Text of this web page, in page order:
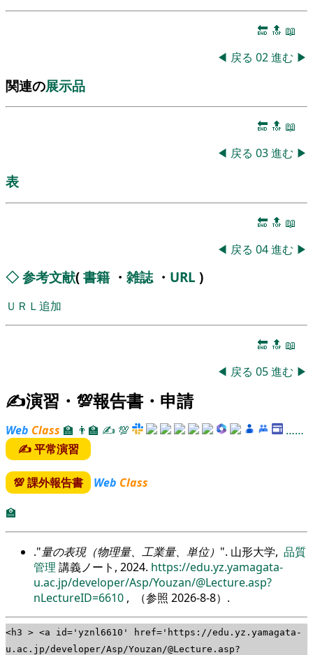
🔚 🔝 📖
◀ 戻る 02進む ▶
関連の展示品
🔚 🔝 📖
◀ 戻る 03進む ▶
表
🔚 🔝 📖
◀ 戻る 04進む ▶
◇ 参考文献( 書籍 ・ 雑誌・ URL )
ＵＲＬ追加
🔚 🔝 📖
◀ 戻る 05進む ▶
✍演習・💯報告書・申請
Web Class 🏫 👨‍🏫 ✍ 💯
……
✍ 平常演習
💯 課外報告書 Web Class
🏫
. 量の表現（物理量、工業量、単位） . 山形大学, 品質
管理 講義ノート, 2024. https://edu.yz.yamagata-
u.ac.jp/developer/Asp/Youzan/@Lecture.asp?
nLectureID=6610 , （参照 2026-8-8）.
<h3 > <a id='yznl6610' href='https://edu.yz.yamagata-
u.ac.jp/developer/Asp/Youzan/@Lecture.asp?